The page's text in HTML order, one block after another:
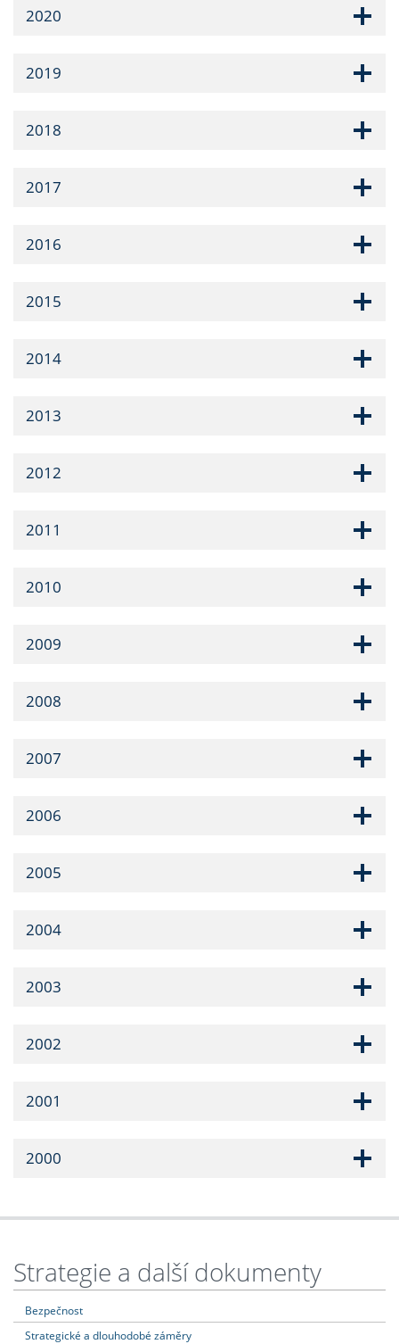
2020
2019
2018
2017
2016
2015
2014
2013
2012
2011
2010
2009
2008
2007
2006
2005
2004
2003
2002
2001
2000
Strategie a další dokumenty
Bezpečnost
Strategické a dlouhodobé záměry